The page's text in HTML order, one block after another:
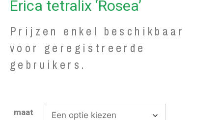
Erica tetralix ‘Rosea’
Prijzen enkel beschikbaar
voor geregistreerde
gebruikers.
maat